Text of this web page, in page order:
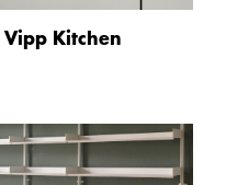
Vipp Kitchen